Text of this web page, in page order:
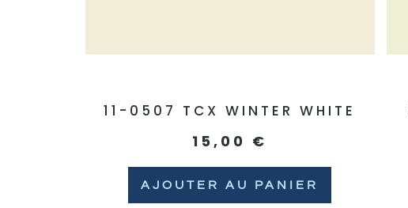
11-0507 TCX WINTER WHITE
15,00 €
AJOUTER AU PANIER